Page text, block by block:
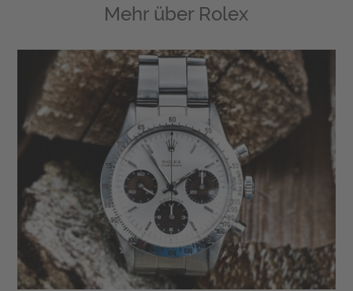
Mehr über Rolex